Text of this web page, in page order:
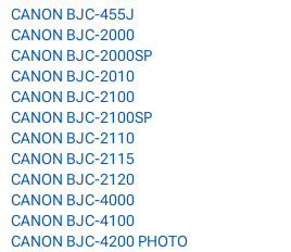
CANON BJC-455J
CANON BJC-2000
CANON BJC-2000SP
CANON BJC-2010
CANON BJC-2100
CANON BJC-2100SP
CANON BJC-2110
CANON BJC-2115
CANON BJC-2120
CANON BJC-4000
CANON BJC-4100
CANON BJC-4200 PHOTO